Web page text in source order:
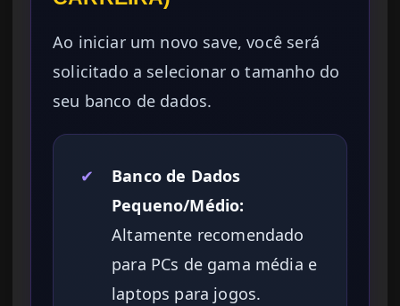
Ao iniciar um novo save, você será
solicitado a selecionar o tamanho do
seu banco de dados.
✔
Banco de Dados
Pequeno/Médio:
Altamente recomendado
para PCs de gama média e
laptops para jogos.